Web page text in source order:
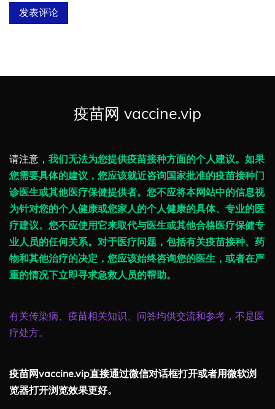
疫苗网 vaccine.vip
请注意， 我们无法为您提供疫苗接种方面的个人建议。如果
您需要具体的建议，您应该就近咨询国家批准的疫苗接种门
诊医生或其他医疗保健提供者。您不应将本网站中的信息视
为针对您的个人健康或您家人的个人健康的具体、专业的医
疗建议。您不应使用它来取代与医生或其他合格医疗保健专
业人员的任何关系。对于医疗问题，包括有关疫苗接种、药
物和其他治疗的决定，您应该始终咨询您的医生，或者在严
重的情况下立即寻求急救人员的帮助。
有关传染病、疫苗相关知识、问答均供交流和参考，不是医
疗处方。
疫苗网vaccine.vip直接通过微信对话框打开或者用微软浏
览器打开浏览效果更好。